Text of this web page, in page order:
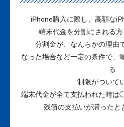
iPhone購入に際し、高額な
端末代金を分割にされる
分割金が、なんらかの理由
なった場合など一定の条件で、
る
制限がついて
端末代金が全て支払われた時
残債の支払いが滞ったと